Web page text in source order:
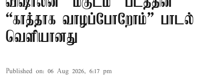
“காத்தாக வாழப்போறோம்” பாடல்
வெளியானது
Published on: 06 Aug 2026, 6:17 pm